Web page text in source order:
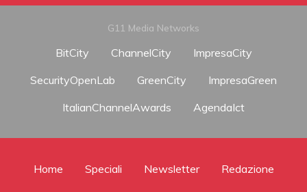
G11 Media Networks
BitCity ChannelCity
ImpresaCity
SecurityOpenLab
GreenCity
ImpresaGreen
ItalianChannelAwards
AgendaIct
Home Speciali Newsletter Redazione